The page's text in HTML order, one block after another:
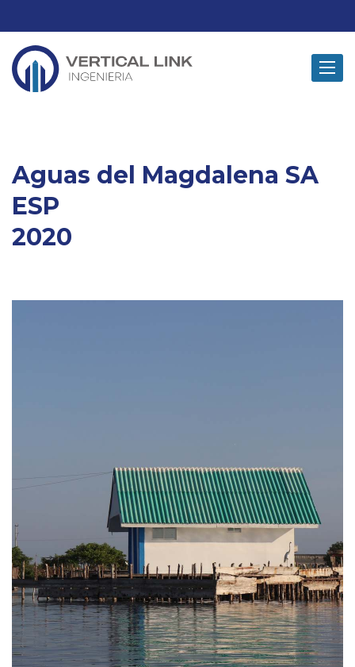
Toggle
Aguas del Magdalena SA
ESP
2020